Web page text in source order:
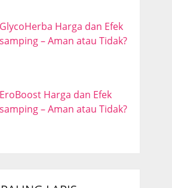
GlycoHerba Harga dan Efek
samping – Aman atau Tidak?
EroBoost Harga dan Efek
samping – Aman atau Tidak?